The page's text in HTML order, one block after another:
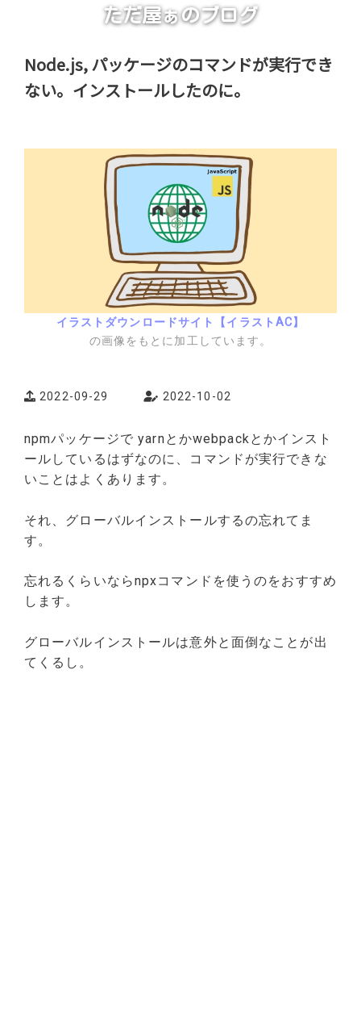
ただ屋ぁのブログ
Node.js, パッケージのコマンドが実行でき
ない。インストールしたのに。
イラストダウンロードサイト【イラストAC】
の画像をもとに加工しています。
2022-09-29 2022-10-02
npmパッケージで yarnとかwebpackとかインスト
ールしているはずなのに、コマンドが実行できな
いことはよくあります。
それ、グローバルインストールするの忘れてま
す。
忘れるくらいならnpxコマンドを使うのをおすすめ
します。
グローバルインストールは意外と面倒なことが出
てくるし。